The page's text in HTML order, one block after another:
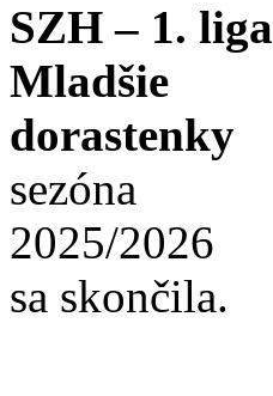
SZH – 1. liga
Mladšie
dorastenky
sezóna
2025/2026
sa skončila.